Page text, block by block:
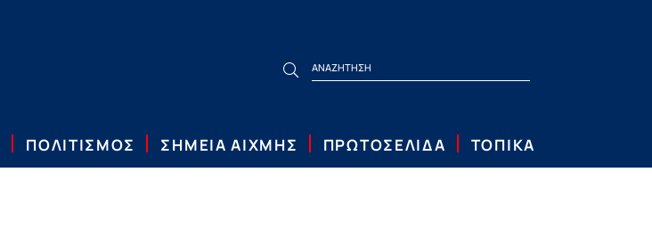
ΠΟΛΙΤΙΣΜΟΣ ΣΗΜΕΙΑ ΑΙΧΜΗΣ ΠΡΩΤΟΣΕΛΙΔΑ ΤΟΠΙΚΑ